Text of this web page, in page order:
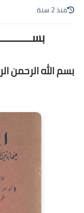
منذ 2 سنة
بسم الله الرحمن